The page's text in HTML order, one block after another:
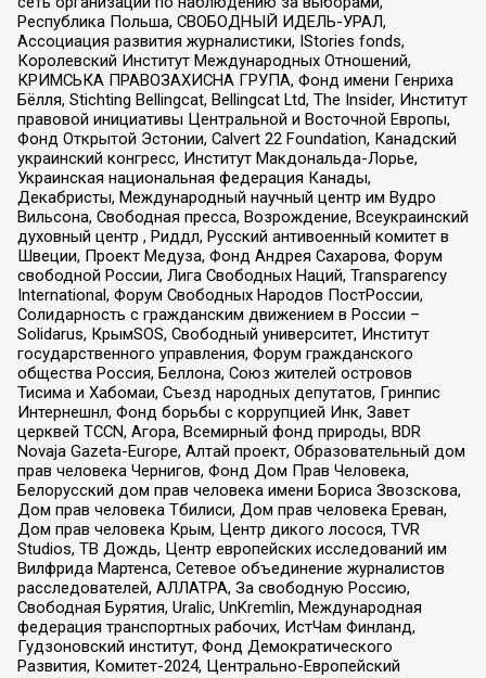
Республика Польша, СВОБОДНЫЙ ИДЕЛЬ-УРАЛ,
Ассоциация развития журналистики, IStories fonds,
Королевский Институт Международных Отношений,
КРИМСЬКА ПРАВОЗАХИСНА ГРУПА, Фонд имени Генриха
Бёлля, Stichting Bellingcat, Bellingcat Ltd, The Insider, Институт
правовой инициативы Центральной и Восточной Европы,
Фонд Открытой Эстонии, Calvert 22 Foundation, Канадский
украинский конгресс, Институт Макдональда-Лорье,
Украинская национальная федерация Канады,
Декабристы, Международный научный центр им Вудро
Вильсона, Свободная пресса, Возрождение, Всеукраинский
духовный центр , Риддл, Русский антивоенный комитет в
Швеции, Проект Медуза, Фонд Андрея Сахарова, Форум
свободной России, Лига Свободных Наций, Transparеncy
International, Форум Свободных Народов ПостРоссии,
Солидарность с гражданским движением в России –
Solidarus, КрымSOS, Свободный университет, Институт
государственного управления, Форум гражданского
общества Россия, Беллона, Союз жителей островов
Тисима и Хабомаи, Съезд народных депутатов, Гринпис
Интернешнл, Фонд борьбы с коррупцией Инк, Завет
церквей TCCN, Агора, Всемирный фонд природы, BDR
Novaja Gazeta-Europe, Алтай проект, Образовательный дом
прав человека Чернигов, Фонд Дом Прав Человека,
Белорусский дом прав человека имени Бориса Звозскова,
Дом прав человека Тбилиси, Дом прав человека Ереван,
Дом прав человека Крым, Центр дикого лосося, TVR
Studios, ТВ Дождь, Центр европейских исследований им
Вилфрида Мартенса, Сетевое объединение журналистов
расследователей, АЛЛАТРА, За свободную Россию,
Свободная Бурятия, Uralic, UnKremlin, Международная
федерация транспортных рабочих, ИстЧам Финланд,
Гудзоновский институт, Фонд Демократического
Развития, Комитет-2024, Центрально-Европейский